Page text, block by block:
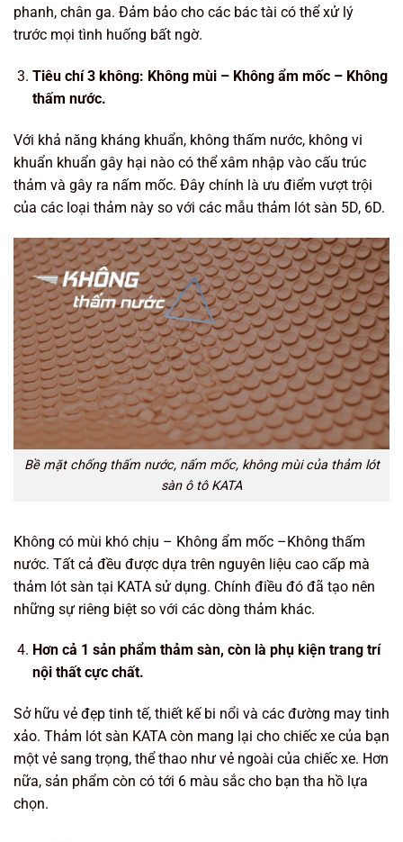
phanh, chân ga. Đảm bảo cho các bác tài có thể xử lý
trước mọi tình huống bất ngờ.
Tiêu chí 3 không: Không mùi – Không ẩm mốc – Không
thấm nước.
Với khả năng kháng khuẩn, không thấm nước, không vi
khuẩn khuẩn gây hại nào có thể xâm nhập vào cấu trúc
thảm và gây ra nấm mốc. Đây chính là ưu điểm vượt trội
của các loại thảm này so với các mẫu thảm lót sàn 5D, 6D.
Bề mặt chống thấm nước, nấm mốc, không mùi của thảm lót
sàn ô tô KATA
Không có mùi khó chịu – Không ẩm mốc –Không thấm
nước. Tất cả đều được dựa trên nguyên liệu cao cấp mà
thảm lót sàn tại KATA sử dụng. Chính điều đó đã tạo nên
những sự riêng biệt so với các dòng thảm khác.
Hơn cả 1 sản phẩm thảm sàn, còn là phụ kiện trang trí
nội thất cực chất.
Sở hữu vẻ đẹp tinh tế, thiết kế bi nổi và các đường may tinh
xảo. Thảm lót sàn KATA còn mang lại cho chiếc xe của bạn
một vẻ sang trọng, thể thao như vẻ ngoài của chiếc xe. Hơn
nữa, sản phẩm còn có tới 6 màu sắc cho bạn tha hồ lựa
chọn.